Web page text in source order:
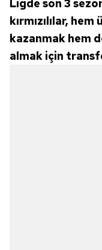
Ligde son 3
kırmızılılar,
kazanmak hem
almak için